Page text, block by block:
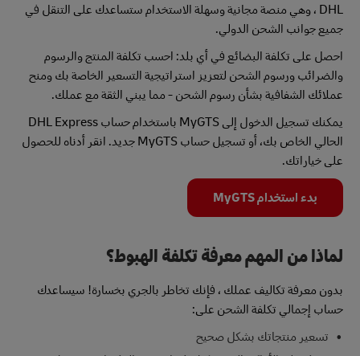
DHL ، وهي منصة مجانية وسهلة الاستخدام ستساعدك على التنقل في
جميع جوانب الشحن الدولي.
احصل على تكلفة البضائع في أي بلد: احسب تكلفة المنتج والرسوم
والضرائب ورسوم الشحن لتعزيز استراتيجية التسعير الخاصة بك ومنح
عملائك الشفافية بشأن رسوم الشحن - مما يبني الثقة مع عملك.
يمكنك تسجيل الدخول إلى MyGTS باستخدام حساب DHL Express
الحالي الخاص بك، أو تسجيل حساب MyGTS جديد. انقر أدناه للحصول
على خياراتك.
بدء استخدام MyGTS
لماذا من المهم معرفة تكلفة الهبوط؟
بدون معرفة تكاليف عملك ، فإنك تخاطر بالجري بخسارة! سيساعدك
حساب إجمالي تكلفة الشحن على:
تسعير منتجاتك بشكل صحيح